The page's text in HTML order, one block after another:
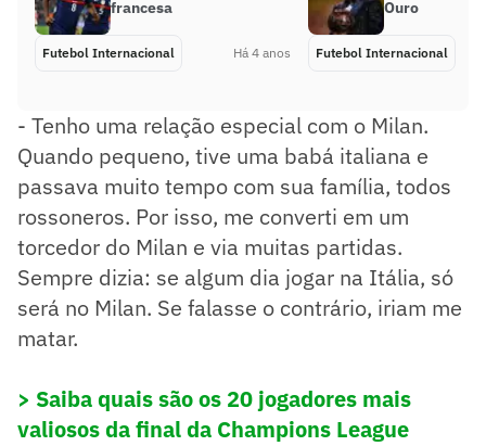
francesa
Futebol Internacional Há 4 anos
Ouro
Futebol Internacional
- Tenho uma relação especial com o Milan.
Quando pequeno, tive uma babá italiana e
passava muito tempo com sua família, todos
rossoneros. Por isso, me converti em um
torcedor do Milan e via muitas partidas.
Sempre dizia: se algum dia jogar na Itália, só
será no Milan. Se falasse o contrário, iriam me
matar.
> Saiba quais são os 20 jogadores mais
valiosos da final da Champions League